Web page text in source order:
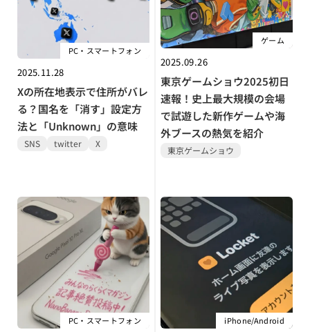
PC・スマートフォン
2025.11.28
Xの所在地表示で住所がバレ
る？国名を「消す」設定方
法と「Unknown」の意味
SNS twitter X
ゲーム
2025.09.26
東京ゲームショウ2025初日
速報！史上最大規模の会場
で試遊した新作ゲームや海
外ブースの熱気を紹介
東京ゲームショウ
PC・スマートフォン iPhone/Android